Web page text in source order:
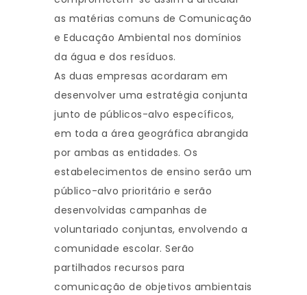
as matérias comuns de Comunicação
e Educação Ambiental nos domínios
da água e dos resíduos.
As duas empresas acordaram em
desenvolver uma estratégia conjunta
junto de públicos-alvo específicos,
em toda a área geográfica abrangida
por ambas as entidades. Os
estabelecimentos de ensino serão um
público-alvo prioritário e serão
desenvolvidas campanhas de
voluntariado conjuntas, envolvendo a
comunidade escolar. Serão
partilhados recursos para
comunicação de objetivos ambientais